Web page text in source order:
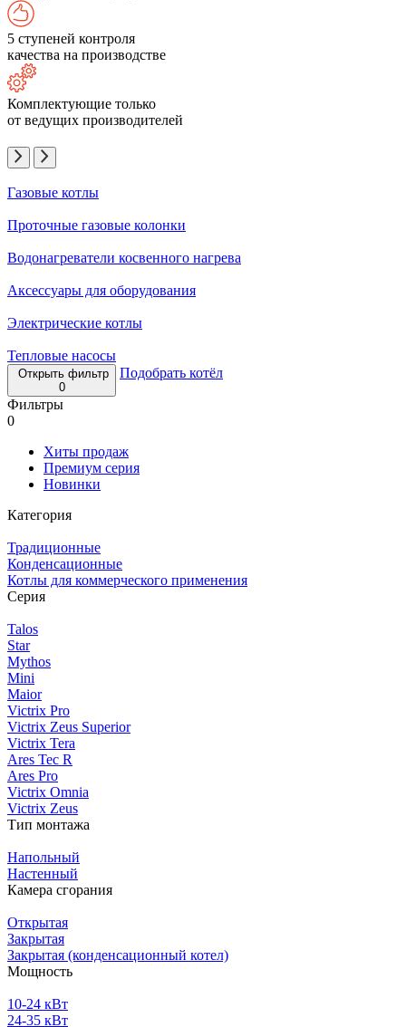
5 ступеней контроля
качества на производстве
Комплектующие только
от ведущих производителей
Газовые котлы
Проточные газовые колонки
Водонагреватели косвенного нагрева
Аксессуары для оборудования
Электрические котлы
Тепловые насосы
Открыть фильтр
0
Подобрать котёл
Фильтры
0
Хиты продаж
Премиум серия
Новинки
Категория
Традиционные
Конденсационные
Котлы для коммерческого применения
Серия
Talos
Star
Mythos
Mini
Maior
Victrix Pro
Victrix Zeus Superior
Victrix Tera
Ares Tec R
Ares Pro
Victrix Omnia
Victrix Zeus
Тип монтажа
Напольный
Настенный
Камера сгорания
Открытая
Закрытая
Закрытая (конденсационный котел)
Мощность
10-24 кВт
24-35 кВт